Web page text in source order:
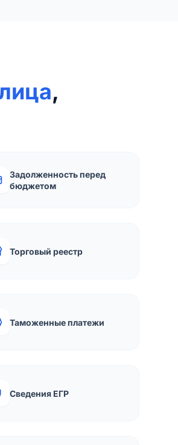
,
Задолженность перед
бюджетом
Торговый реестр
Таможенные платежи
Сведения ЕГР